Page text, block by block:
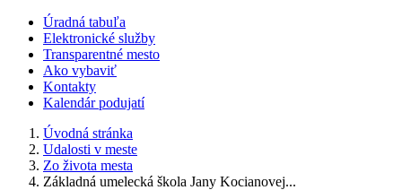
Úradná tabuľa
Elektronické služby
Transparentné mesto
Ako vybaviť
Kontakty
Kalendár podujatí
Úvodná stránka
Udalosti v meste
Zo života mesta
Základná umelecká škola Jany Kocianovej...